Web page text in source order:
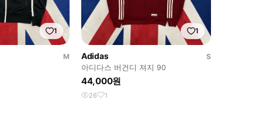
1
M
1
Adidas
S
아디다스 버건디 져지 90
44,000원
26 1